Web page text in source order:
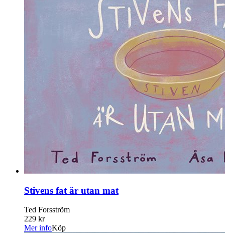
Stivens fat är utan mat
Ted Forsström
229 kr
Mer infoKöp